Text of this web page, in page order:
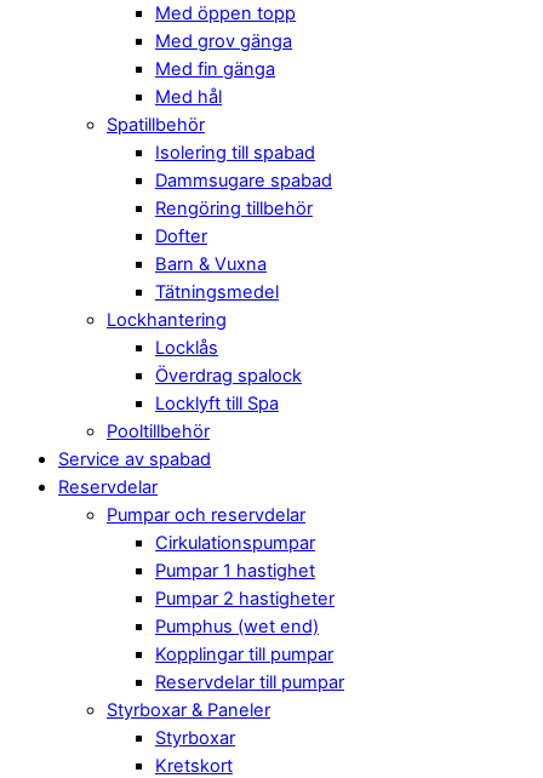
Med öppen topp
Med grov gänga
Med fin gänga
Med hål
Spatillbehör
Isolering till spabad
Dammsugare spabad
Rengöring tillbehör
Dofter
Barn & Vuxna
Tätningsmedel
Lockhantering
Locklås
Överdrag spalock
Locklyft till Spa
Pooltillbehör
Service av spabad
Reservdelar
Pumpar och reservdelar
Cirkulationspumpar
Pumpar 1 hastighet
Pumpar 2 hastigheter
Pumphus (wet end)
Kopplingar till pumpar
Reservdelar till pumpar
Styrboxar & Paneler
Styrboxar
Kretskort